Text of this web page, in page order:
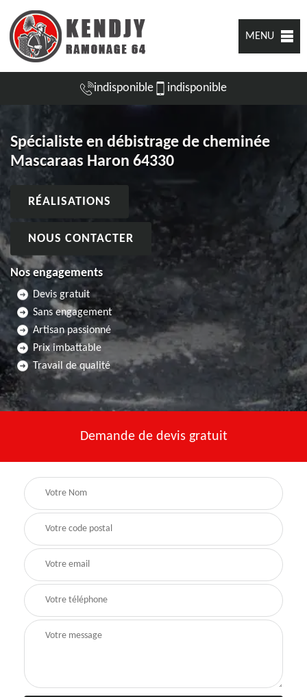
MENU
indisponible indisponible
Spécialiste en débistrage de cheminée
Mascaraas Haron 64330
RÉALISATIONS
NOUS CONTACTER
Nos engagements
Devis gratuit
Sans engagement
Artisan passionné
Prix imbattable
Travail de qualité
Demande de devis gratuit